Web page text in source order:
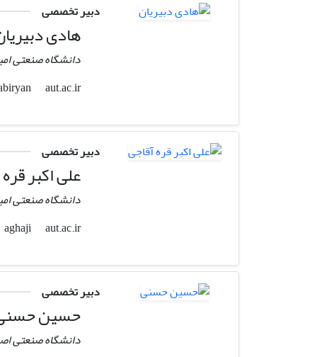
دبیر تخصصی
هادی
دانشگاه صنعتی
dabiryan
aut.ac.ir
دبیر تخصصی
علی اکبر
دانشگاه صنعتی
aghaji
aut.ac.ir
دبیر تخصصی
حسین
دانشگاه صنعتی